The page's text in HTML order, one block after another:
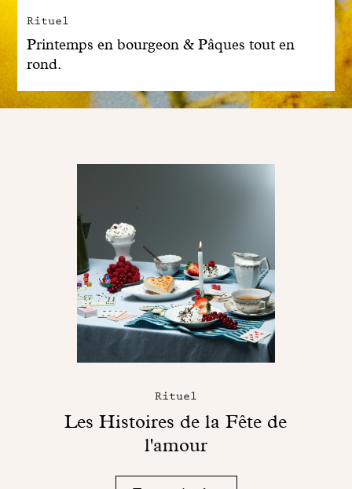
Rituel
Printemps en bourgeon & Pâques tout en
rond.
Rituel
Les Histoires de la Fête de
l'amour